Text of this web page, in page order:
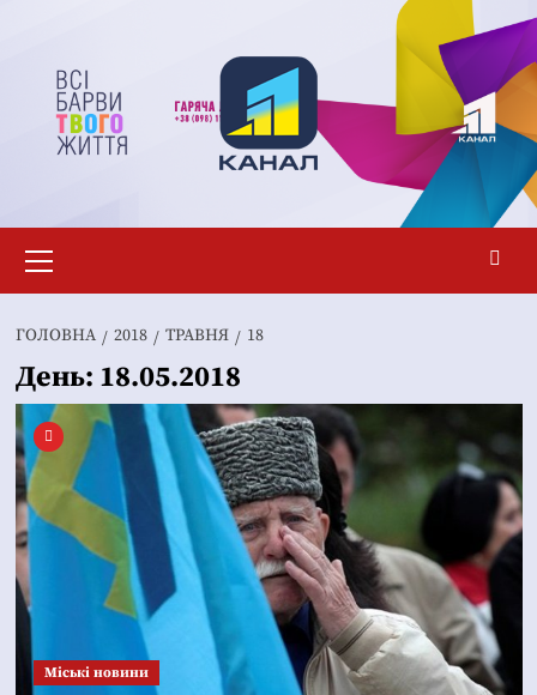
вмісту
меню
ГОЛОВНА 2018 ТРАВНЯ 18
День: 18.05.2018
Mіські новини